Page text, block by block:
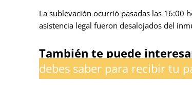
La sublevación ocurrió pasadas las 16:00
asistencia legal fueron desalojados del
También te puede
debes saber para recibir tu